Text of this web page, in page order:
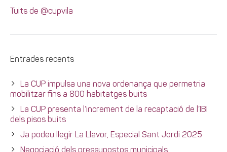
Tuits de @cupvila
Entrades recents
La CUP impulsa una nova ordenança que permetria
mobilitzar fins a 800 habitatges buits
La CUP presenta l’increment de la recaptació de l’IBI
dels pisos buits
Ja podeu llegir La Llavor, Especial Sant Jordi 2025